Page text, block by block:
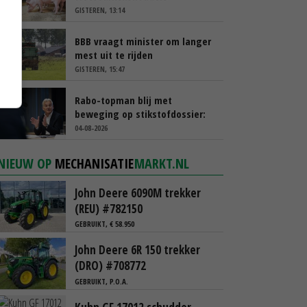
GISTEREN, 13:14
BBB vraagt minister om langer
mest uit te rijden
GISTEREN, 15:47
Rabo-topman blij met
beweging op stikstofdossier:
‘Verdienmodel van boeren blijft
04-08-2026
OP MECHANISATIEMARKT.NL
John Deere 6090M trekker
(REU) #782150
GEBRUIKT, € 58.950
John Deere 6R 150 trekker
(DRO) #708772
GEBRUIKT, P.O.A.